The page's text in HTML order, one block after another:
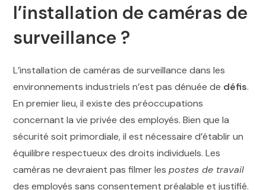
l’installation de caméras de
surveillance ?
L’installation de caméras de surveillance dans les
environnements industriels n’est pas dénuée de défis.
En premier lieu, il existe des préoccupations
concernant la vie privée des employés. Bien que la
sécurité soit primordiale, il est nécessaire d’établir un
équilibre respectueux des droits individuels. Les
caméras ne devraient pas filmer lespostes de travail
des employés sans consentement préalable et justifié.